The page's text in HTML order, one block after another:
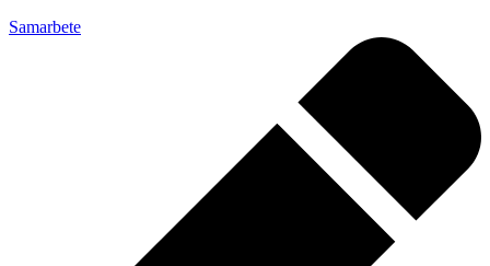
Samarbete